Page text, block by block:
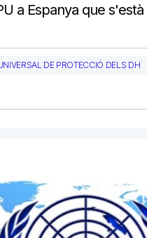
a Espanya que
DE PROTECCIÓ DELS DH